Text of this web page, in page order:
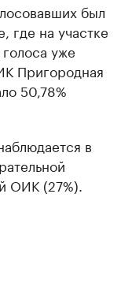
был
где на участке
уже
Пригородная
50,78%
в
ОИК (27%).